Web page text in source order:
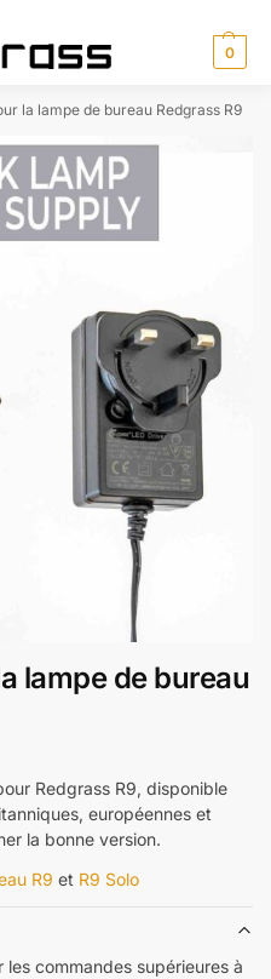
0
la lampe de bureau Redgrass R9
lampe de bureau
Redgrass R9, disponible
européennes et
la bonne version.
R9 et R9 Solo
commandes supérieures à